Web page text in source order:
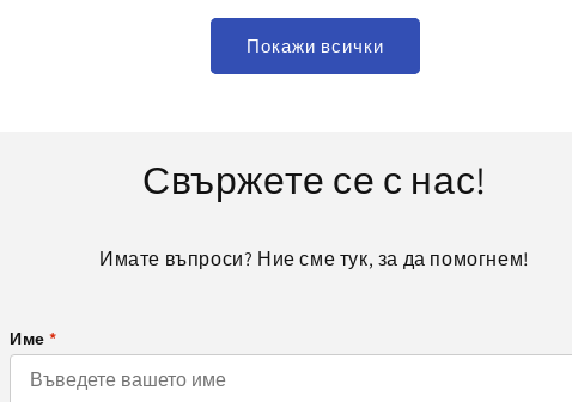
Покажи всички
Свържете се с нас!
Имате въпроси? Ние сме тук, за да помогнем!
Име*